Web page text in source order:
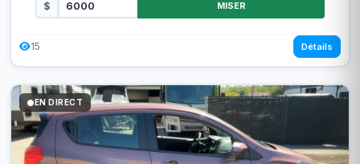
$ MISER
15 Détails
EN DIRECT